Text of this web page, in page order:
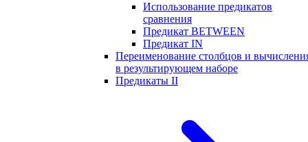
Использование предикатов
сравнения
Предикат BETWEEN
Предикат IN
Переименование столбцов и
в результирующем наборе
Предикаты II